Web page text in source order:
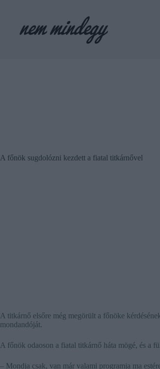
A főnök sugdolózni kezdett a fiatal titkárnővel
A titkárnő elsőre még megörült a főnöke
mondandóját.
A főnök odaoson a fiatal titkárnő háta mögé, és a
– Mondja csak, van már valami programja ma